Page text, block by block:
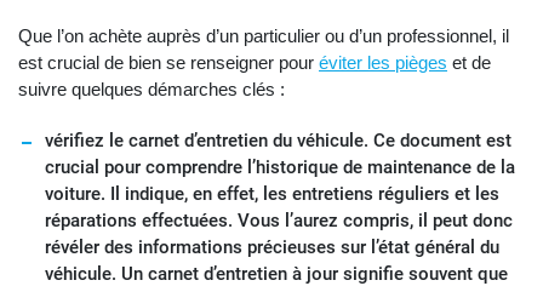
Que l’on achète auprès d’un particulier ou d’un professionnel, il
est crucial de bien se renseigner pour éviter les pièges et de
suivre quelques démarches clés :
vérifiez le carnet d’entretien du véhicule. Ce document est
crucial pour comprendre l’historique de maintenance de la
voiture. Il indique, en effet, les entretiens réguliers et les
réparations effectuées. Vous l’aurez compris, il peut donc
révéler des informations précieuses sur l’état général du
véhicule. Un carnet d’entretien à jour signifie souvent que